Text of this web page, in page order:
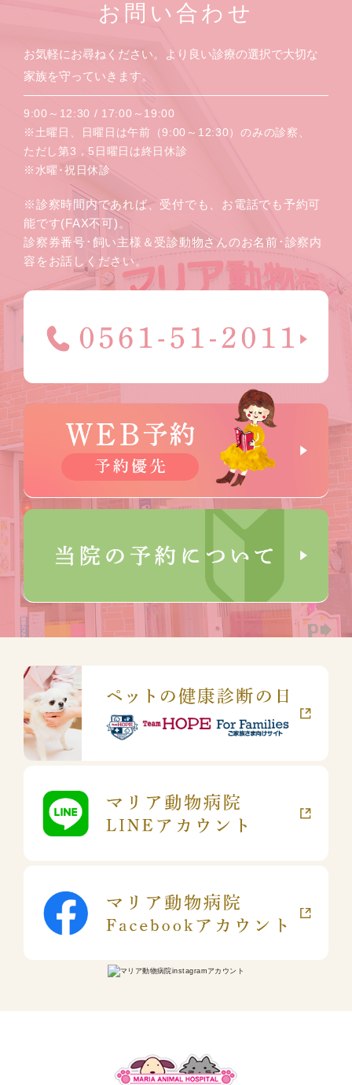
お問い合わせ
お気軽にお尋ねください。より良い診療の選択で大切な
家族を守っていきます。
9:00～12:30 / 17:00～19:00
※土曜日、日曜日は午前（9:00～12:30）のみの診察、
ただし第3，5日曜日は終日休診
※水曜･祝日休診
※診察時間内であれば、受付でも、お電話でも予約可
能です(FAX不可)。
診察券番号･飼い主様＆受診動物さんのお名前･診察内
容をお話しください。